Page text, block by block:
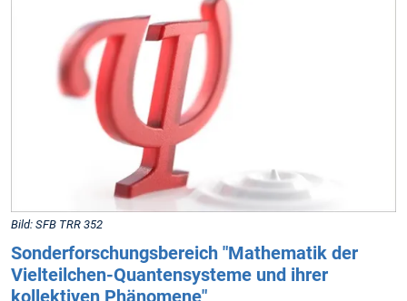
Bild: SFB TRR 352
Sonderforschungsbereich "Mathematik der
Vielteilchen-Quantensysteme und ihrer
kollektiven Phänomene"